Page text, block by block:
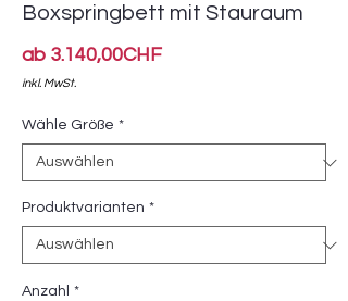
Boxspringbett mit Stauraum
ab 3.140,00CHFSale-
inkl. MwSt.
Wähle Größe *
Produktvarianten *
Anzahl *